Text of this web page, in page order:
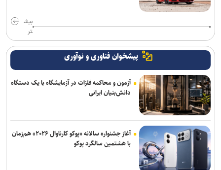
بیش
تر
پیشخوان فناوری و نوآوری
آزمون و محاکمه فلزات در آزمایشگاه با یک دستگاه
دانش‌بنیان ایرانی
آغاز جشنواره سالانه «پوکو کارناوال ۲۰۲۶» هم‌زمان
با هشتمین سالگرد پوکو